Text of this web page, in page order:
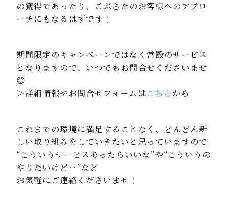
の獲得であったり、ごぶさたのお客様へのアプロ
ーチにもなるはずです！
期間限定のキャンペーンではなく常設のサービス
となりますので、いつでもお問合せくださいませ
😊
＞詳細情報やお問合せフォームはこちら から
これまでの環境に満足することなく、どんどん新
しい取り組みをしていきたいと思っていますので
“こういうサービスあったらいいな”や“こういうの
やりたいけど‥”など
お気軽にご連絡くださいませ！